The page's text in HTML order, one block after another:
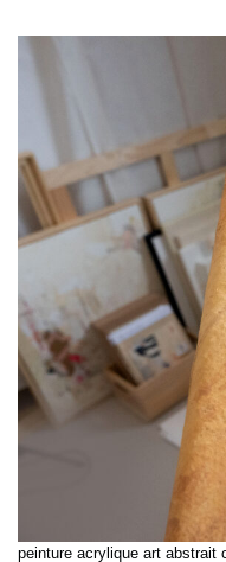
peinture acrylique art abstrait